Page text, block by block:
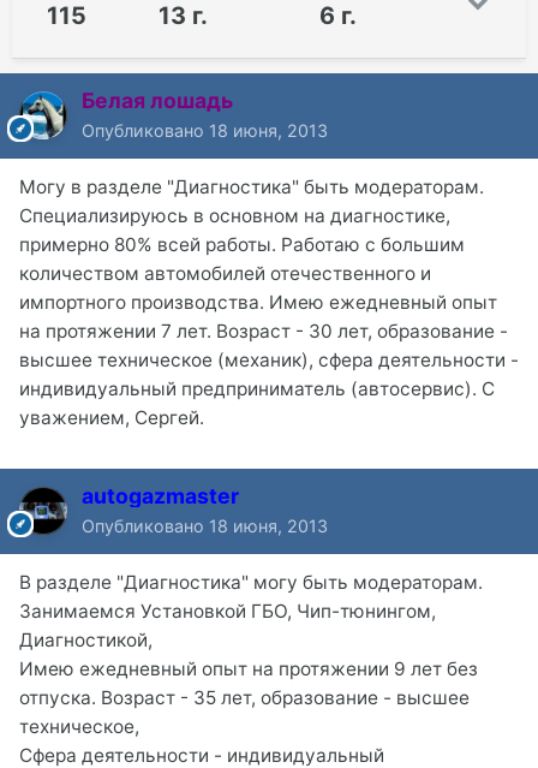
115 13 г. 6 г.
Белая лошадь
Опубликовано 18 июня, 2013
Могу в разделе "Диагностика" быть модераторам.
Специализируюсь в основном на диагностике,
примерно 80% всей работы. Работаю с большим
количеством автомобилей отечественного и
импортного производства. Имею ежедневный опыт
на протяжении 7 лет. Возраст - 30 лет, образование -
высшее техническое (механик), сфера деятельности -
индивидуальный предприниматель (автосервис). С
уважением, Сергей.
autogazmaster
Опубликовано 18 июня, 2013
В разделе "Диагностика" могу быть модераторам.
Занимаемся Установкой ГБО, Чип-тюнингом,
Диагностикой,
Имею ежедневный опыт на протяжении 9 лет без
отпуска. Возраст - 35 лет, образование - высшее
техническое,
Сфера деятельности - индивидуальный